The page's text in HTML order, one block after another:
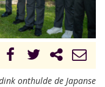
onthulde de Japanse